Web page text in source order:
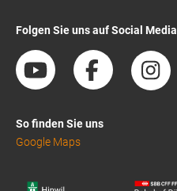
Folgen Sie uns auf Social Media
So finden Sie uns
Google Maps